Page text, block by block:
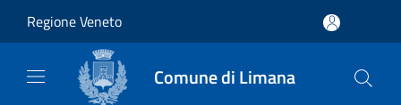
Regione Veneto
Comune di Limana